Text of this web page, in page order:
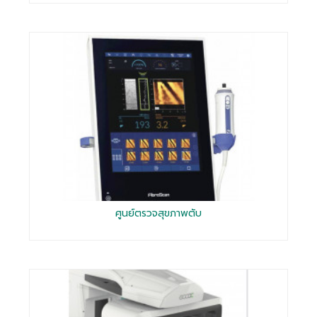
ศูนย์ตรวจสุขภาพตับ